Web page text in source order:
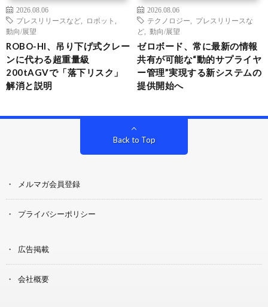
2026.08.06
プレスリリースなど
ロボット
動向/展望
ROBO-HI、吊り下げ式クレー
ンに代わる超重量級
200tAGVで「落下リスク」
解消と説明
2026.08.06
テクノロジー
プレスリリースな
ど
動向/展望
ゼロボード、常に最新の情報
共有が可能な“動的サプライヤ
ー管理”実現する新システムの
提供開始へ
Back to Top
メルマガ会員登録
プライバシーポリシー
広告掲載
会社概要